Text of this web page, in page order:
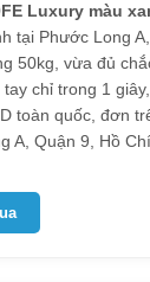
Luxury màu
tại Phước Long
50kg, vừa đủ
chỉ trong 1
toàn quốc, đơn
A, Quận 9, Hồ